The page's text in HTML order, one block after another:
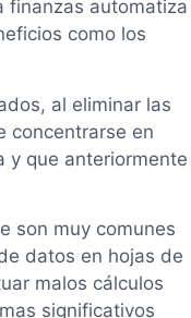
finanzas automatiza
como los
al eliminar las
concentrarse en
y que anteriormente
son muy comunes
datos en hojas de
malos cálculos
significativos